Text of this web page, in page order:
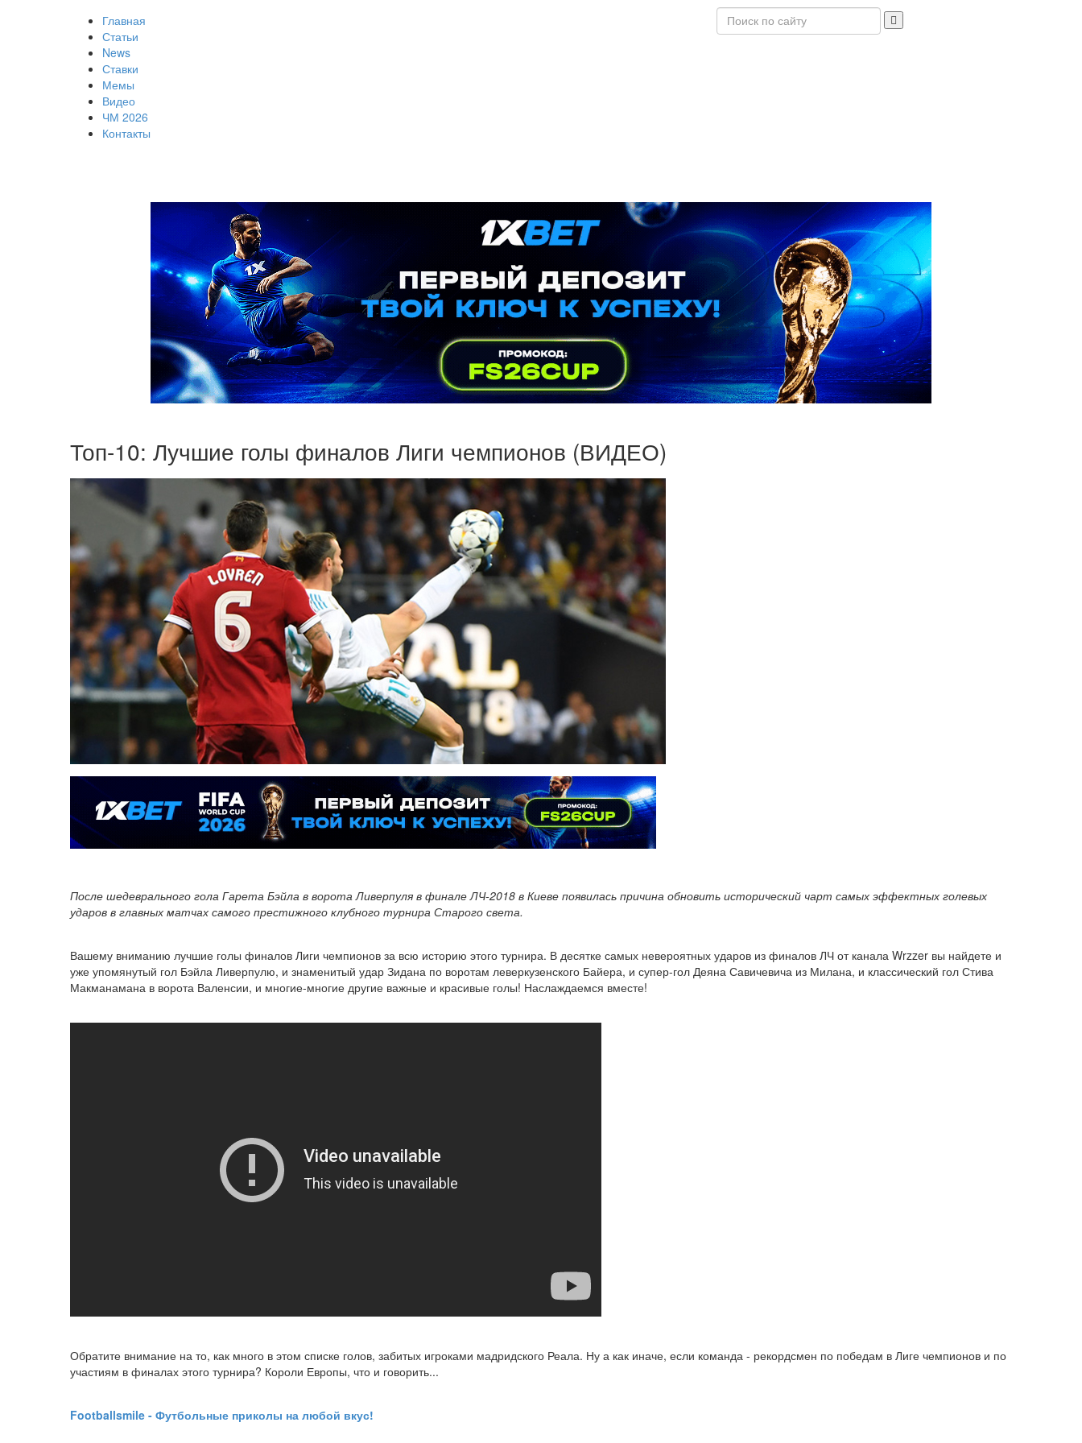
Главная
Статьи
News
Ставки
Мемы
Видео
ЧМ 2026
Контакты
Топ-10: Лучшие голы финалов Лиги чемпионов (ВИДЕО)
После шедеврального гола Гарета Бэйла в ворота Ливерпуля в финале ЛЧ-2018 в Киеве появилась причина обновить исторический чарт самых эффектных голевых
ударов в главных матчах самого престижного клубного турнира Старого света.
Вашему вниманию лучшие голы финалов Лиги чемпионов за всю историю этого турнира. В десятке самых невероятных ударов из финалов ЛЧ от канала Wrzzer вы найдете и
уже упомянутый гол Бэйла Ливерпулю, и знаменитый удар Зидана по воротам леверкузенского Байера, и супер-гол Деяна Савичевича из Милана, и классический гол Стива
Макманамана в ворота Валенсии, и многие-многие другие важные и красивые голы! Наслаждаемся вместе!
Обратите внимание на то, как много в этом списке голов, забитых игроками мадридского Реала. Ну а как иначе, если команда - рекордсмен по победам в Лиге чемпионов и по
участиям в финалах этого турнира? Короли Европы, что и говорить...
Footballsmile - Футбольные приколы на любой вкус!